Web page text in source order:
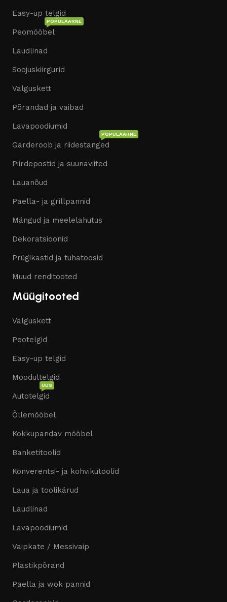
Easy-up telgid
Peomööbel
POPULAARNE
Laudlinad
Soojuskiirgurid
Valguskett
Põrandad ja vaibad
Lavapoodiumid
Garderoob ja riidestanged
POPULAARNE
Piirdepostid ja suunaviited
Lauanõud
Paella- ja grillpannid
Mängud ja meelelahutus
Dekoratsioonid
Prügikastid ja tuhatoosid
Muud renditooted
Müügitooted
Valguskett
Peotelgid
Easy-up telgid
Moodultelgid
Autotelgid
UUS
Õllemööbel
Kokkupandav mööbel
Banketitoolid
Konverentsi- ja kohvikutoolid
Laua ja toolikärud
Laudlinad
Lavapoodiumid
Vaipkate / Messivaip
Plastikpõrand
Paella ja wok pannid